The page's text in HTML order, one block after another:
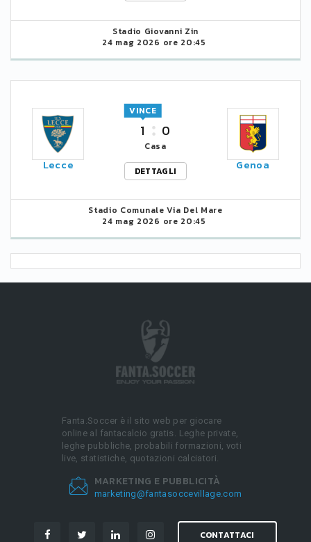
Stadio Giovanni Zin
24 mag 2026 ore 20:45
Lecce
1
VINCE
0
Casa
DETTAGLI
Genoa
Stadio Comunale Via Del Mare
24 mag 2026 ore 20:45
Fanta.Soccer è il sito web per giocare
online al fantacalcio gratis. Leghe private,
leghe pubbliche, probabili formazioni, voti
live, statistiche, quotazioni calciatori.
MARKETING E PUBBLICITÀ
marketing@fantasoccevillage.com
CONTATTACI